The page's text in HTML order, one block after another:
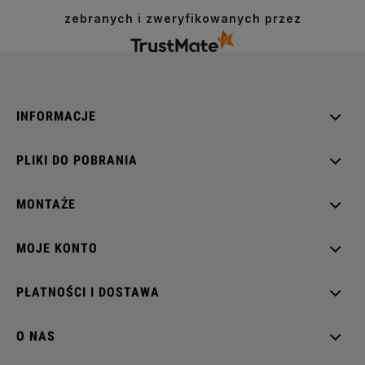
zebranych i zweryfikowanych przez
INFORMACJE
PLIKI DO POBRANIA
MONTAŻE
MOJE KONTO
PŁATNOŚCI I DOSTAWA
O NAS